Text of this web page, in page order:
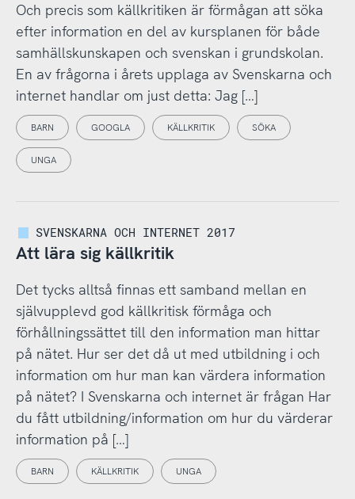
Och precis som källkritiken är förmågan att söka
efter information en del av kursplanen för både
samhällskunskapen och svenskan i grundskolan.
En av frågorna i årets upplaga av Svenskarna och
internet handlar om just detta: Jag […]
BARN GOOGLA KÄLLKRITIK SÖKA
UNGA
SVENSKARNA OCH INTERNET 2017
Att lära sig källkritik
Det tycks alltså finnas ett samband mellan en
självupplevd god källkritisk förmåga och
förhållningssättet till den information man hittar
på nätet. Hur ser det då ut med utbildning i och
information om hur man kan värdera information
på nätet? I Svenskarna och internet är frågan Har
du fått utbildning/information om hur du värderar
information på […]
BARN KÄLLKRITIK UNGA